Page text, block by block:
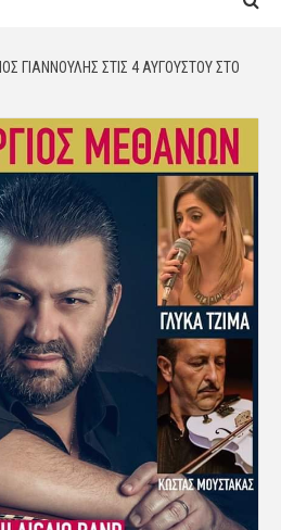
ΓΙΑΝΝΟΎΛΗΣ ΣΤΙΣ 4 ΑΥΓΟΎΣΤΟΥ ΣΤΟ